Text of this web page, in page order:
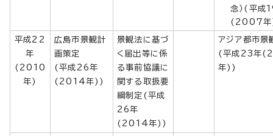
念）(平成
(2007
平成22
年
(2010
年)
広島市景観計
画策定
(平成26年
(2014年))
景観法に基づ
く届出等に係
る事前協議に
関する取扱要
綱制定(平成
26年
(2014年))
アジア都市景
(平成23年
年))